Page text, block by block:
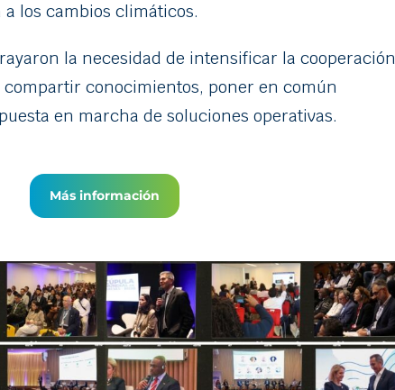
los cambios climáticos.
la necesidad de intensificar la cooperación
conocimientos, poner en común
en marcha de soluciones operativas.
Más información